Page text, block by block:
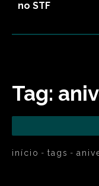
no STF
Tag:
início tags